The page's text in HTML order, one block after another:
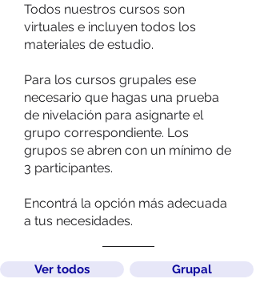
Todos nuestros cursos son
virtuales e incluyen todos los
materiales de estudio.
Para los cursos grupales ese
necesario que hagas una prueba
de nivelación para asignarte el
grupo correspondiente. Los
grupos se abren con un mínimo de
3 participantes.
Encontrá la opción más adecuada
a tus necesidades.
Ver todos Grupal